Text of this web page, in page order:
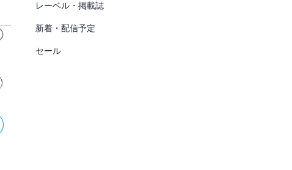
レーベル・掲載誌
新着・配信予定
セール